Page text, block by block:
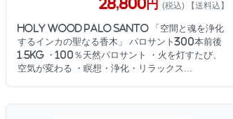
28,800円 (税込) 【送料込】
Holy wood Palo Santo 「空間と魂を浄化
するインカの聖なる香木」 パロサント300本前後
1.5kg ・100％天然パロサント ・火を灯すたび、
空気が変わる ・瞑想・浄化・リラックス...